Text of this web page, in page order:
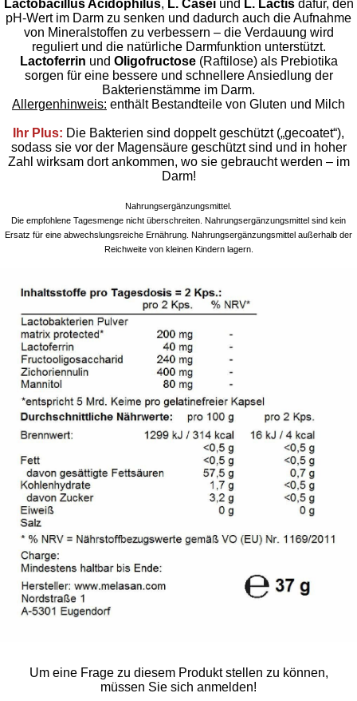
Lactobacillus Acidophilus, L. Caseiund L. Lactis dafür, den
pH-Wert im Darm zu senken und dadurch auch die Aufnahme
von Mineralstoffen zu verbessern – die Verdauung wird
reguliert und die natürliche Darmfunktion unterstützt.
Lactoferrin und Oligofructose(Raftilose) als Prebiotika
sorgen für eine bessere und schnellere Ansiedlung der
Bakterienstämme im Darm.
Allergenhinweis: enthält Bestandteile von Gluten und Milch
Ihr Plus: Die Bakterien sind doppelt geschützt („gecoatet“),
sodass sie vor der Magensäure geschützt sind und in hoher
Zahl wirksam dort ankommen, wo sie gebraucht werden – im
Darm!
Nahrungsergänzungsmittel.
Die empfohlene Tagesmenge nicht überschreiten. Nahrungsergänzungsmittel sind kein
Ersatz für eine abwechslungsreiche Ernährung. Nahrungsergänzungsmittel außerhalb der
Reichweite von kleinen Kindern lagern.
Um eine Frage zu diesem Produkt stellen zu können,
müssen Sie sich anmelden!